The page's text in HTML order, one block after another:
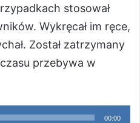
stosował
Wykręcał im ręce,
Został zatrzymany
przebywa w
00:00